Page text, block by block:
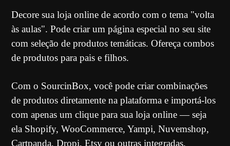
Decore sua loja online de acordo com o tema "volta
às aulas". Pode criar um página especial no seu site
com seleção de produtos temáticas. Ofereça combos
de produtos para pais e filhos.
Com o SourcinBox, você pode criar combinações
de produtos diretamente na plataforma e importá-los
com apenas um clique para sua loja online — seja
ela Shopify, WooCommerce, Yampi, Nuvemshop,
Cartpanda, Dropi, Etsy ou outras integradas.